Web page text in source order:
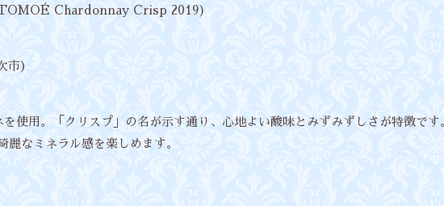
Chardonnay Crisp 2019)
）
使用。「クリスプ」の名が示す通り、心地よい酸味とみずみずしさが特徴です
麗なミネラル感を楽しめます。